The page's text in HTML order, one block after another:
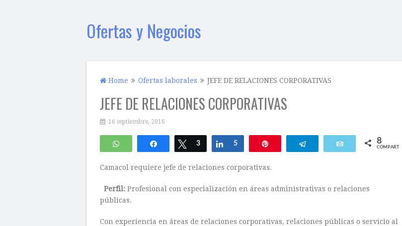
Ofertas y Negocios
Home Ofertas laborales JEFE DE RELACIONES CORPORATIVAS
JEFE DE RELACIONES CORPORATIVAS
16 septiembre, 2016
WhatsApp Compartir Twittear
3 Compartir
5 Telegram Email 8
COMPARTIR
Camacol requiere jefe de relaciones corporativas.
Perfil: Profesional con especialización en áreas administrativas o relaciones
públicas.
Con experiencia en áreas de relaciones corporativas, relaciones públicas o servicio al